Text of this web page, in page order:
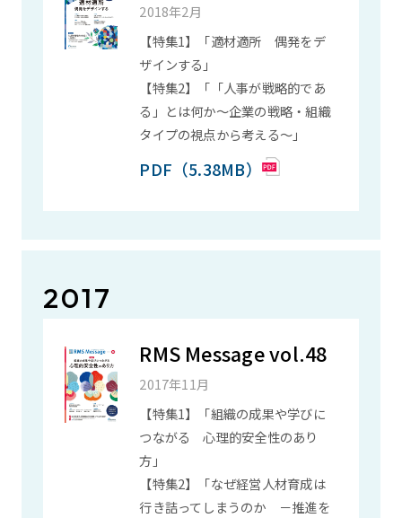
2018年2月
【特集1】「適材適所 偶発をデ
ザインする」
【特集2】「「人事が戦略的であ
る」とは何か～企業の戦略・組織
タイプの視点から考える～」
PDF（5.38MB）
2017
RMS Message vol.48
2017年11月
【特集1】「組織の成果や学びに
つながる 心理的安全性のあり
方」
【特集2】「なぜ経営人材育成は
行き詰ってしまうのか －推進を